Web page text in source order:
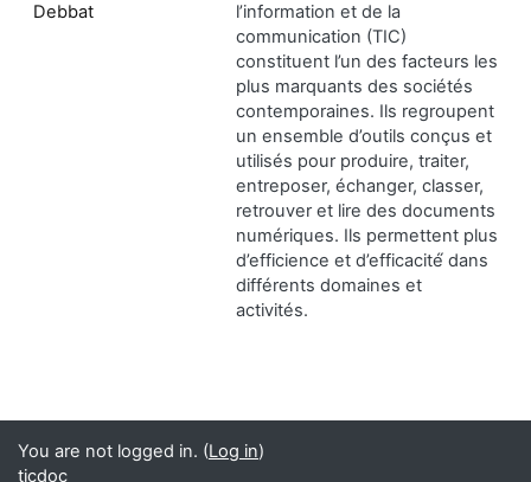
l’information et de la
communication (TIC)
constituent l’un des facteurs les
plus marquants des sociétés
contemporaines. Ils regroupent
un ensemble d’outils conçus et
utilisés pour produire, traiter,
entreposer, échanger, classer,
retrouver et lire des documents
numériques. Ils permettent plus
d’efficience et d’efficacité́ dans
différents domaines et
activités.
Debbat
You are not logged in. (Log in)
ticdoc